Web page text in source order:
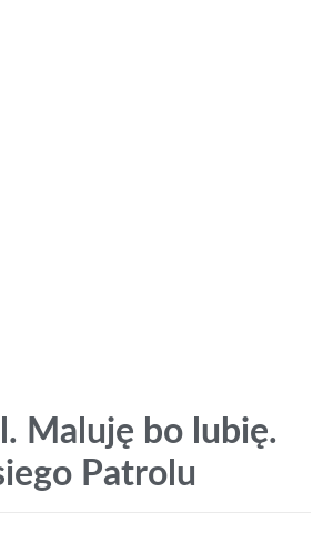
Maluję bo lubię.
Patrolu